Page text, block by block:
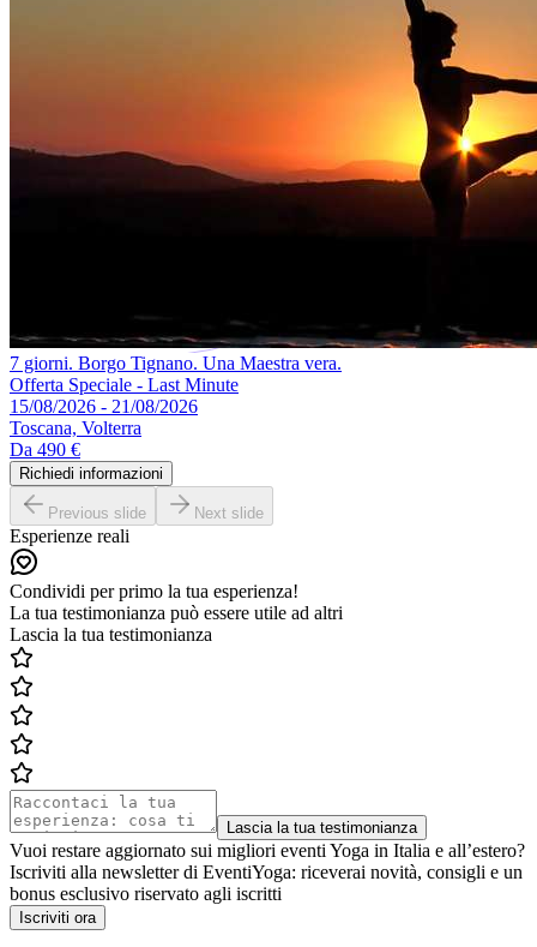
7 giorni. Borgo Tignano. Una Maestra vera.
Offerta Speciale - Last Minute
15/08/2026 - 21/08/2026
Toscana, Volterra
Da 490 €
Richiedi informazioni
Previous slide Next slide
Esperienze reali
Condividi per primo la tua esperienza!
La tua testimonianza può essere utile ad altri
Lascia la tua testimonianza
Lascia la tua testimonianza
Vuoi restare aggiornato sui migliori eventi Yoga in Italia e all’estero?
Iscriviti alla newsletter di EventiYoga: riceverai novità, consigli e un
bonus esclusivo riservato agli iscritti
Iscriviti ora